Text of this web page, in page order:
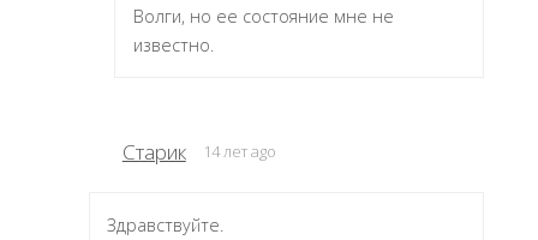
Волги, но ее состояние мне не
известно.
Старик 14 лет ago
Здравствуйте.